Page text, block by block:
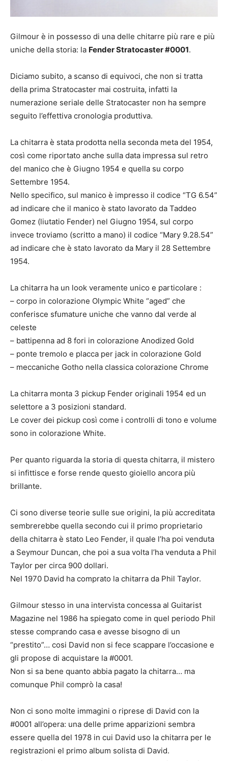
Gilmour è in possesso di una delle chitarre più rare e più
uniche della storia: la Fender Stratocaster #0001.
Diciamo subito, a scanso di equivoci, che non si tratta
della prima Stratocaster mai costruita, infatti la
numerazione seriale delle Stratocaster non ha sempre
seguito l’effettiva cronologia produttiva.
La chitarra è stata prodotta nella seconda meta del 1954,
così come riportato anche sulla data impressa sul retro
del manico che è Giugno 1954 e quella su corpo
Settembre 1954.
Nello specifico, sul manico è impresso il codice “TG 6.54”
ad indicare che il manico è stato lavorato da Taddeo
Gomez (liutatio Fender) nel Giugno 1954, sul corpo
invece troviamo (scritto a mano) il codice “Mary 9.28.54”
ad indicare che è stato lavorato da Mary il 28 Settembre
1954.
La chitarra ha un look veramente unico e particolare :
– corpo in colorazione Olympic White “aged” che
conferisce sfumature uniche che vanno dal verde al
celeste
– battipenna ad 8 fori in colorazione Anodized Gold
– ponte tremolo e placca per jack in colorazione Gold
– meccaniche Gotho nella classica colorazione Chrome
La chitarra monta 3 pickup Fender originali 1954 ed un
selettore a 3 posizioni standard.
Le cover dei pickup così come i controlli di tono e volume
sono in colorazione White.
Per quanto riguarda la storia di questa chitarra, il mistero
si infittisce e forse rende questo gioiello ancora più
brillante.
Ci sono diverse teorie sulle sue origini, la più accreditata
sembrerebbe quella secondo cui il primo proprietario
della chitarra è stato Leo Fender, il quale l’ha poi venduta
a Seymour Duncan, che poi a sua volta l’ha venduta a Phil
Taylor per circa 900 dollari.
Nel 1970 David ha comprato la chitarra da Phil Taylor.
Gilmour stesso in una intervista concessa al Guitarist
Magazine nel 1986 ha spiegato come in quel periodo Phil
stesse comprando casa e avesse bisogno di un
“prestito”… cosi David non si fece scappare l’occasione e
gli propose di acquistare la #0001.
Non si sa bene quanto abbia pagato la chitarra… ma
comunque Phil comprò la casa!
Non ci sono molte immagini o riprese di David con la
#0001 all’opera: una delle prime apparizioni sembra
essere quella del 1978 in cui David uso la chitarra per le
registrazioni el primo album solista di David.